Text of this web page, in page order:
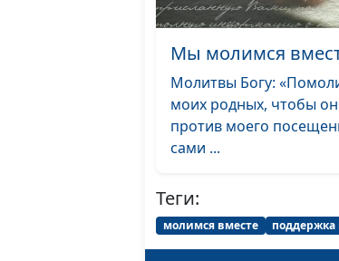
Мы молимся
Молитвы Богу:
моих родных, чтобы
против моего
сами ...
Теги:
молимся вместе